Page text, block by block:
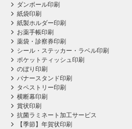
ダンボール印刷
紙袋印刷
紙製ホルダー印刷
お薬手帳印刷
薬袋・診察券印刷
シール・ステッカー・ラベル印刷
ポケットティッシュ印刷
のぼり印刷
バナースタンド印刷
タペストリー印刷
横断幕印刷
賞状印刷
抗菌ラミネート加工サービス
【季節】年賀状印刷